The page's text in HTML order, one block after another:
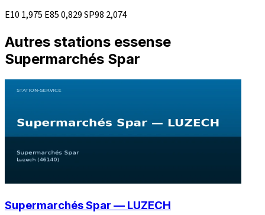
E10 1,975 E850,829SP98 2,074
Autres stations essense
Supermarchés Spar
Supermarchés Spar — LUZECH